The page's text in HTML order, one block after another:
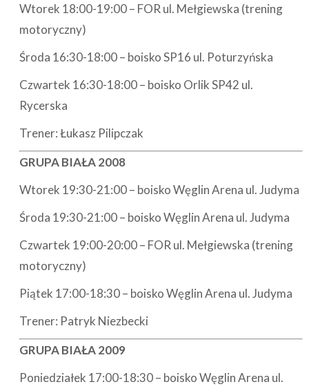
Wtorek 18:00-19:00 – FOR ul. Mełgiewska (trening
motoryczny)
Środa 16:30-18:00 – boisko SP16 ul. Poturzyńska
Czwartek 16:30-18:00 – boisko Orlik SP42 ul.
Rycerska
Trener: Łukasz Pilipczak
GRUPA BIAŁA 2008
Wtorek 19:30-21:00 – boisko Węglin Arena ul. Judyma
Środa 19:30-21:00 – boisko Węglin Arena ul. Judyma
Czwartek 19:00-20:00 – FOR ul. Mełgiewska (trening
motoryczny)
Piątek 17:00-18:30 – boisko Węglin Arena ul. Judyma
Trener: Patryk Niezbecki
GRUPA BIAŁA 2009
Poniedziałek 17:00-18:30 – boisko Węglin Arena ul.